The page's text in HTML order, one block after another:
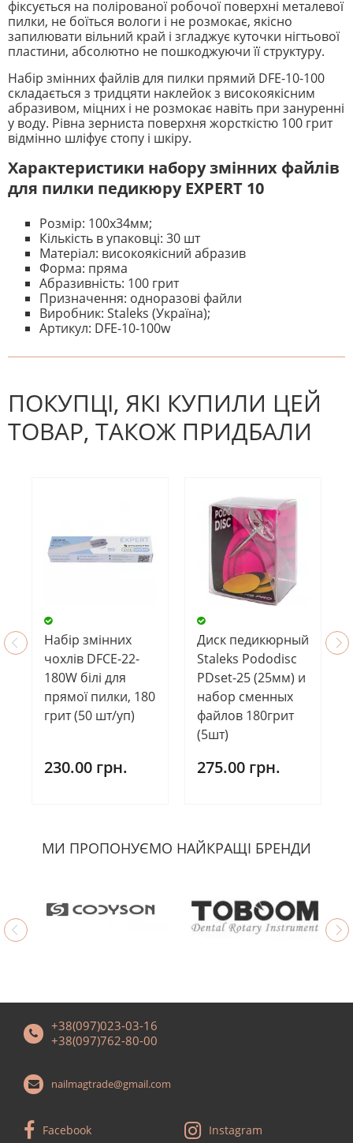
фіксується на полірованої робочої поверхні металевої
пилки, не боїться вологи і не розмокає, якісно
запилювати вільний край і згладжує куточки нігтьової
пластини, абсолютно не пошкоджуючи її структуру.
Набір змінних файлів для пилки прямий DFE-10-100
складається з тридцяти наклейок з високоякісним
абразивом, міцних і не розмокає навіть при зануренні
у воду. Рівна зерниста поверхня жорсткістю 100 грит
відмінно шліфує стопу і шкіру.
Характеристики набору змінних файлів
для пилки педикюру EXPERT 10
Розмір: 100x34мм;
Кількість в упаковці: 30 шт
Матеріал: високоякісний абразив
Форма: пряма
Абразивність: 100 грит
Призначення: одноразові файли
Виробник: Staleks (Україна);
Артикул: DFE-10-100w
На даний час немає відгуків. Ви
ПОКУПЦІ, ЯКІ КУПИЛИ ЦЕЙ
ТОВАР, ТАКОЖ ПРИДБАЛИ
Набір змінних
чохлів DFCE-22-
180W білі для
прямої пилки, 180
грит (50 шт/уп)
230.00 грн.
Диск педикюрный
Staleks Pododisc
PDset-25 (25мм) и
набор сменных
файлов 180грит
(5шт)
275.00 грн.
МИ ПРОПОНУЄМО НАЙКРАЩІ БРЕНДИ
+38(097)023-03-16
+38(097)762-80-00
nailmagtrade@gmail.com
Facebook Instagram